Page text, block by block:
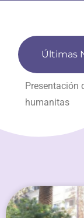
Últimas
Presentación
humanitas